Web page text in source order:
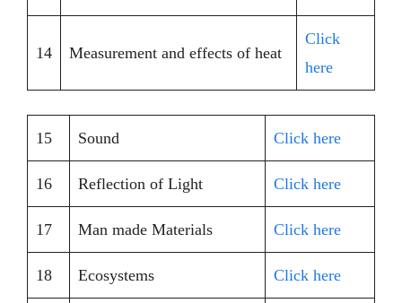
14 Measurement and effects of heat
Click
here
15 Sound Click here
16 Reflection of Light Click here
17 Man made Materials Click here
18 Ecosystems Click here